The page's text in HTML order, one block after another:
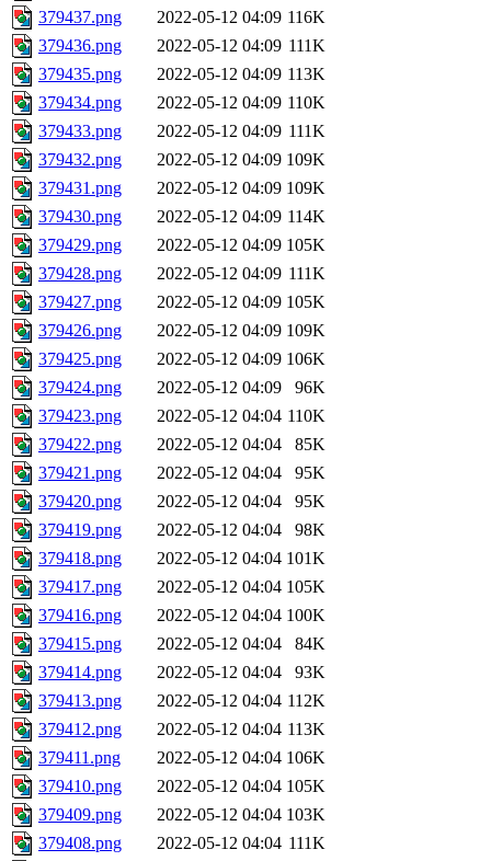
379437.png
2022-05-12 04:09 116K
379436.png
2022-05-12 04:09 111K
379435.png
2022-05-12 04:09 113K
379434.png
2022-05-12 04:09 110K
379433.png
2022-05-12 04:09 111K
379432.png
2022-05-12 04:09 109K
379431.png
2022-05-12 04:09 109K
379430.png
2022-05-12 04:09 114K
379429.png
2022-05-12 04:09 105K
379428.png
2022-05-12 04:09 111K
379427.png
2022-05-12 04:09 105K
379426.png
2022-05-12 04:09 109K
379425.png
2022-05-12 04:09 106K
379424.png
2022-05-12 04:09
96K
379423.png
2022-05-12 04:04 110K
379422.png
2022-05-12 04:04
85K
379421.png
2022-05-12 04:04
95K
379420.png
2022-05-12 04:04
95K
379419.png
2022-05-12 04:04
98K
379418.png
2022-05-12 04:04 101K
379417.png
2022-05-12 04:04 105K
379416.png
2022-05-12 04:04 100K
379415.png
2022-05-12 04:04
84K
379414.png
2022-05-12 04:04
93K
379413.png
2022-05-12 04:04 112K
379412.png
2022-05-12 04:04 113K
379411.png
2022-05-12 04:04 106K
379410.png
2022-05-12 04:04 105K
379409.png
2022-05-12 04:04 103K
379408.png
2022-05-12 04:04 111K